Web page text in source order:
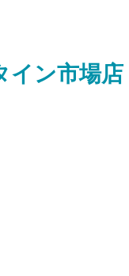
イン市場店